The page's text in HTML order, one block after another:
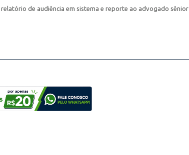
de audiência em sistema e reporte ao advogado sênior